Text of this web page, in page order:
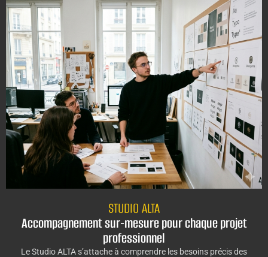
STUDIO ALTA
Accompagnement sur-mesure pour chaque projet
professionnel
Le Studio ALTA s’attache à comprendre les besoins précis des